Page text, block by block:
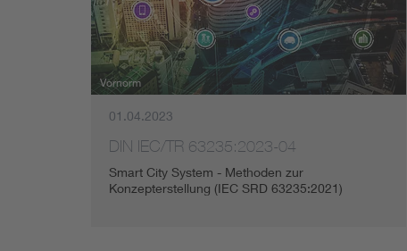
Mobility
Standards
Vornorm
01.04.2023
DIN IEC/TR 63235:2023-04
Smart City System - Methoden zur
Konzepterstellung (IEC SRD 63235:2021)